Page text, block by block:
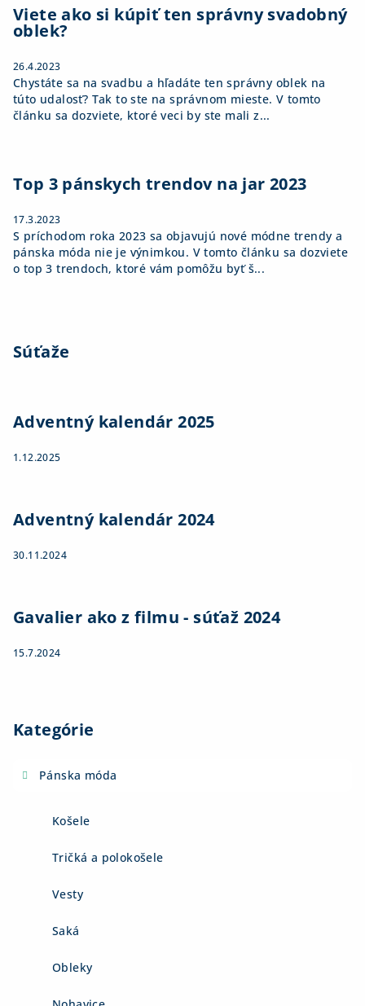
Viete ako si kúpiť ten správny svadobný
oblek?
26.4.2023
Chystáte sa na svadbu a hľadáte ten správny oblek na
túto udalosť? Tak to ste na správnom mieste. V tomto
článku sa dozviete, ktoré veci by ste mali z...
Top 3 pánskych trendov na jar 2023
17.3.2023
S príchodom roka 2023 sa objavujú nové módne trendy a
pánska móda nie je výnimkou. V tomto článku sa dozviete
o top 3 trendoch, ktoré vám pomôžu byť š...
Súťaže
Adventný kalendár 2025
1.12.2025
Adventný kalendár 2024
30.11.2024
Gavalier ako z filmu - súťaž 2024
15.7.2024
Kategórie
Pánska móda
Košele
Tričká a polokošele
Vesty
Saká
Obleky